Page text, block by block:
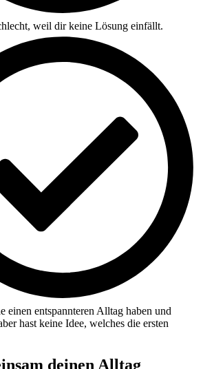
weil dir keine Lösung einfällt.
einen entspannteren Alltag haben und
hast keine Idee, welches die ersten
deinen Alltag